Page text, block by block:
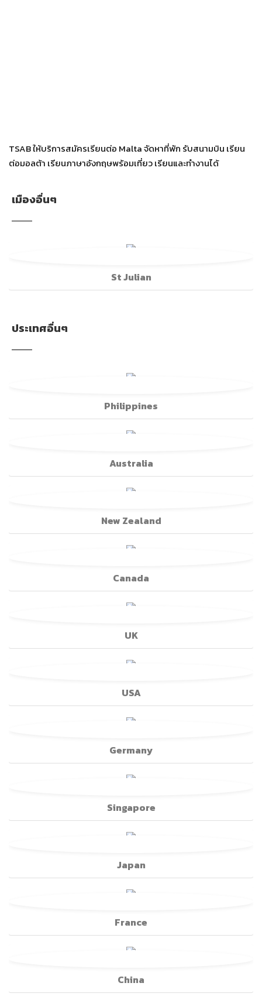
TSAB ให้บริการสมัครเรียนต่อ Malta จัดหาที่พัก รับสนามบิน เรียน
ต่อมอลต้า เรียนภาษาอังกฤษพร้อมเที่ยว เรียนและทำงานได้
เมืองอื่นๆ
St Julian
ประเทศอื่นๆ
Philippines
Australia
New Zealand
Canada
UK
USA
Germany
Singapore
Japan
France
China